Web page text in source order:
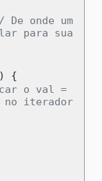
De onde um
para sua
{
o val =
no iterador